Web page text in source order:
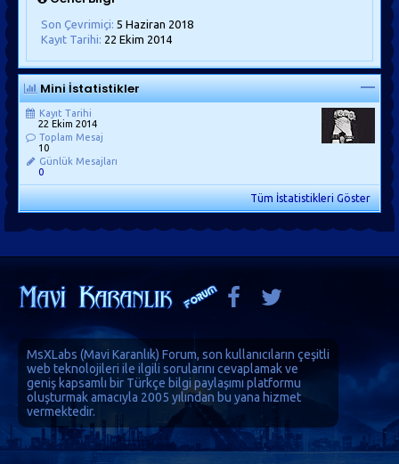
Son Çevrimiçi: 5 Haziran 2018
Kayıt Tarihi: 22 Ekim 2014
Mini İstatistikler
Kayıt Tarihi
22 Ekim 2014
Toplam Mesaj
10
Günlük Mesajları
0
Tüm İstatistikleri Göster
MsXLabs (Mavi Karanlık) Forum, son kullanıcıların çeşitli
web teknolojileri ile ilgili sorularını cevaplamak ve
geniş kapsamlı bir Türkçe bilgi paylaşımı platformu
oluşturmak amacıyla 2005 yılından bu yana hizmet
vermektedir.